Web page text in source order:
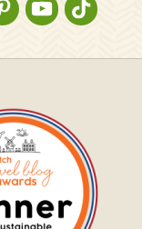
OP FACEBOOK
OP
NATURESCANNER OP